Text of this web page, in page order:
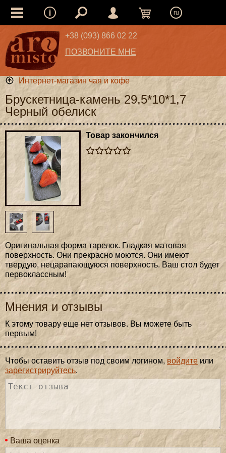
ru
+38 (093) 866 02 22
ПОЗВОНИТЕ МНЕ
Интернет-магазин чая и кофе
Брускетница-камень 29,5*10*1,7
Черный обелиск
Товар закончился
Оригинальная форма тарелок. Гладкая матовая
поверхность. Они прекрасно моются. Они имеют
твердую, нецарапающуюся поверхность. Ваш стол будет
первоклассным!
Мнения и отзывы
К этому товару еще нет отзывов. Вы можете быть
первым!
Чтобы оставить отзыв под своим логином, войдите или
зарегистрируйтесь.
Ваша оценка